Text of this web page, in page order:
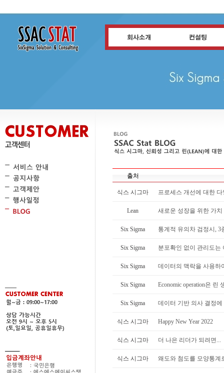
출처
식스 시그마 프로세스 개선에 대한
Lean 새로운 성장을 위한 가
Six Sigma 통계적 유의차 검정시, 3
Six Sigma 분포확인 없이 관리도는
Six Sigma 데이터의 맥락을 사용하
Six Sigma Economic operation은 린
Six Sigma 데이터 기반 의사 결정에
식스 시그마 Happy New Year 2022
식스 시그마 더 나은 리더가 되려면...
식스 시그마 왜도와 첨도를 모양통계